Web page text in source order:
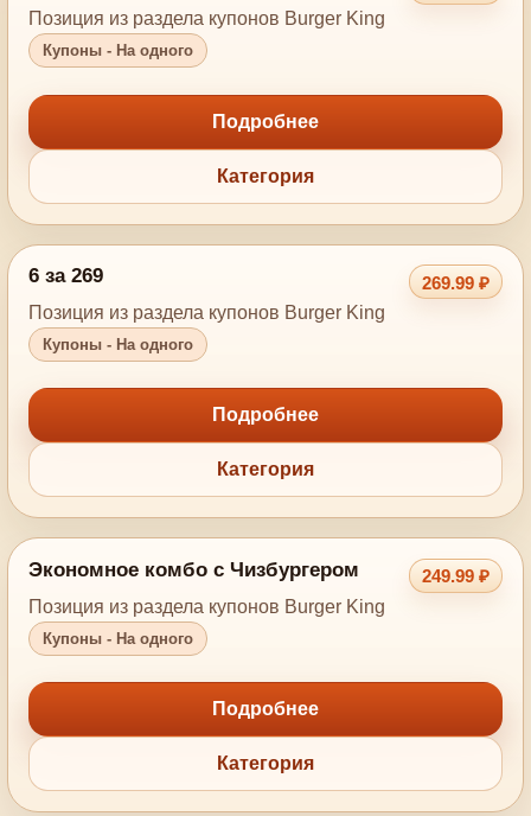
Позиция из раздела купонов Burger King
Купоны - На одного
Подробнее
Категория
6 за 269
269.99 ₽
Позиция из раздела купонов Burger King
Купоны - На одного
Подробнее
Категория
Экономное комбо с Чизбургером
249.99 ₽
Позиция из раздела купонов Burger King
Купоны - На одного
Подробнее
Категория